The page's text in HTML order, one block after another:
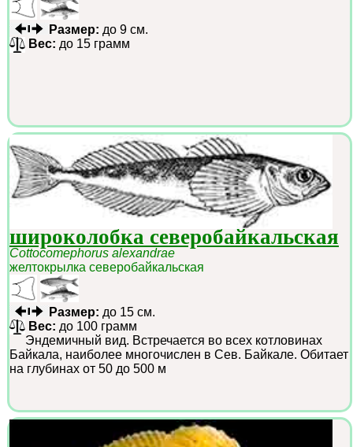
Размер: до 9 см.
Вес: до 15 грамм
широколобка северобайкальская
Cottocomephorus alexandrae
желтокрылка северобайкальская
Размер: до 15 см.
Вес: до 100 грамм
Эндемичный вид. Встречается во всех котловинах
Байкала, наиболее многочислен в Сев. Байкале. Обитает
на глубинах от 50 до 500 м